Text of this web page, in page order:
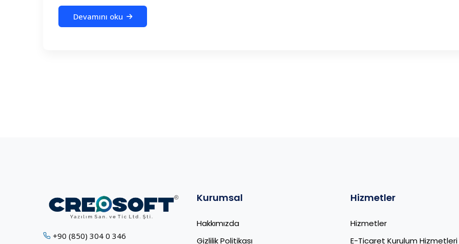
Devamını oku
+90 (850) 304 0 346
Kurumsal
Hakkımızda
Gizlilik Politikası
Hizmetler
Hizmetler
E-Ticaret Kurulum Hizmetleri